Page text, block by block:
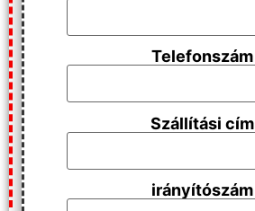
Telefonszám
Szállítási cím
irányítószám